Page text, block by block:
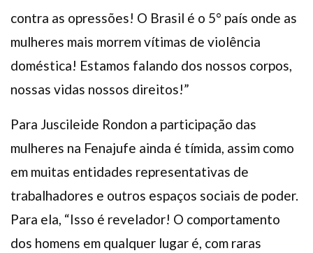
contra as opressões! O Brasil é o 5° país onde as
mulheres mais morrem vítimas de violência
doméstica! Estamos falando dos nossos corpos,
nossas vidas nossos direitos!”
Para Juscileide Rondon a participação das
mulheres na Fenajufe ainda é tímida, assim como
em muitas entidades representativas de
trabalhadores e outros espaços sociais de poder.
Para ela, “Isso é revelador! O comportamento
dos homens em qualquer lugar é, com raras